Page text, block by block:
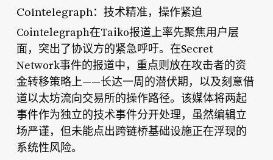
Cointelegraph：技术精准，操作紧迫
Cointelegraph在Taiko报道上率先聚焦用户层
面，突出了协议方的紧急呼吁。在Secret
Network事件的报道中，重点则放在攻击者的资
金转移策略上——长达一周的潜伏期，以及刻意借
道以太坊流向交易所的操作路径。该媒体将两起
事件作为独立的技术事件分开处理，虽然编辑立
场严谨，但未能点出跨链桥基础设施正在浮现的
系统性风险。